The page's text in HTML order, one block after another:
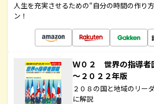
人生を充実させるための“自分の時間の作り
ン！
Ｗ０２ 世界の指導
～２０２２年版
２０８の国と地域のリー
に解説